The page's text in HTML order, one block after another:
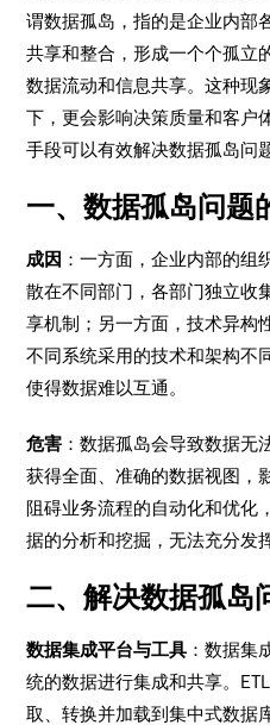
谓数据孤岛，指的是企业内部
共享和整合，形成一个个孤立
数据流动和信息共享。这种现
下，更会影响决策质量和客户
手段可以有效解决数据孤岛问
一、数据孤岛问题
成因 ：一方面，企业内部的组
散在不同部门，各部门独立收
享机制；另一方面，技术异构
不同系统采用的技术和架构不
使得数据难以互通。
危害 ：数据孤岛会导致数据无
获得全面、准确的数据视图，
阻碍业务流程的自动化和优化
据的分析和挖掘，无法充分发
二、解决数据孤岛
数据集成平台与工具 ：数据集
统的数据进行集成和共享。
取、转换并加载到集中式数据